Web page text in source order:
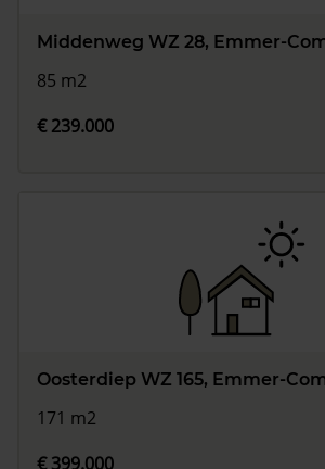
Middenweg WZ 28, Emmer-
85 m2
€ 239.000
Oosterdiep WZ 165, Emmer-
171 m2
€ 399.000